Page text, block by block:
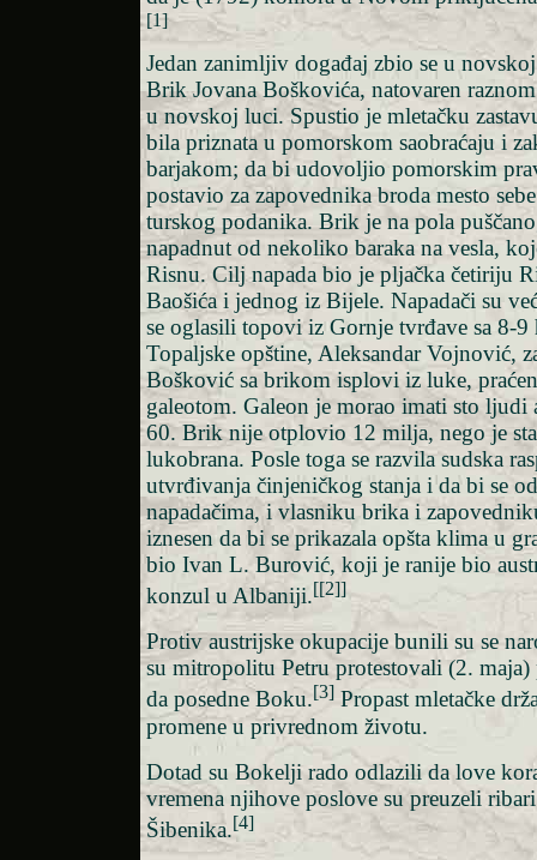
[1]
Jedan zanimljiv događaj zbio se u
Brik Jovana Boškovića, natovaren
u novskoj luci. Spustio je mletačku
bila priznata u pomorskom saobraćaju i
barjakom; da bi udovoljio pomorskim
postavio za zapovednika broda mesto
turskog podanika. Brik je na pola
napadnut od nekoliko baraka na vesla,
Risnu. Cilj napada bio je pljačka četiriju
Baošića i jednog iz Bijele. Napadači su
se oglasili topovi iz Gornje tvrđave sa 8-9
Topaljske opštine, Aleksandar Vojnović,
Bošković sa brikom isplovi iz luke,
galeotom. Galeon je morao imati sto ljudi
60. Brik nije otplovio 12 milja, nego je
lukobrana. Posle toga se razvila sudska
utvrđivanja činjeničkog stanja i da bi se
napadačima, i vlasniku brika i
iznesen da bi se prikazala opšta klima u
bio Ivan L. Burović, koji je ranije bio
konzul u Albaniji.[[2]]
Protiv austrijske okupacije bunili su se
su mitropolitu Petru protestovali (2. maja)
da posedne Boku.[3] Propast mletačke
promene u privrednom životu.
Dotad su Bokelji rado odlazili da love
vremena njihove poslove su preuzeli
Šibenika.[4]